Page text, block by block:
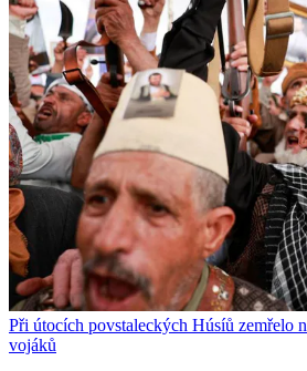
Při útocích povstaleckých Húsíů zemřelo
vojáků